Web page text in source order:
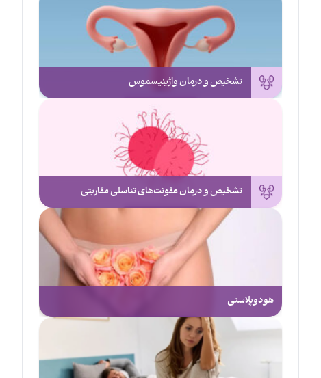
تشخیص و درمان واژینیسموس
تشخیص و درمان عفونت‌های تناسلی مقاربتی
هودوپلاستی